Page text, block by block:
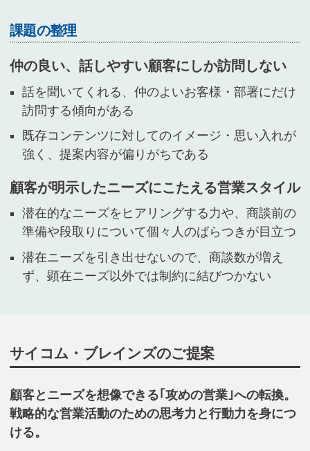
検
索:
課題の整理
仲の良い、話しやすい顧客にしか訪問しない
話を聞いてくれる、仲のよいお客様・部署にだけ
訪問する傾向がある
既存コンテンツに対してのイメージ・思い入れが
強く、提案内容が偏りがちである
顧客が明示したニーズにこたえる営業スタイル
潜在的なニーズをヒアリングする力や、商談前の
準備や段取りについて個々人のばらつきが目立つ
潜在ニーズを引き出せないので、商談数が増え
ず、顕在ニーズ以外では制約に結びつかない
サイコム・ブレインズのご提案
顧客とニーズを想像できる｢攻めの営業｣への転換。
戦略的な営業活動のための思考力と行動力を身につ
ける。